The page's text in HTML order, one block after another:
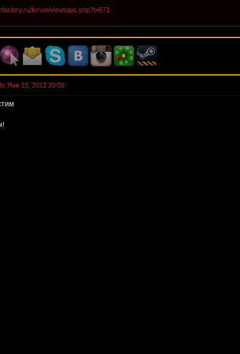
forum/viewtopic.php?t=571
Янв 15, 2012 20:06